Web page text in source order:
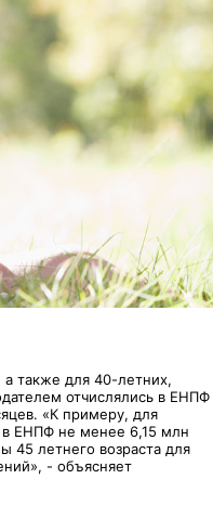
также для 40-летних,
отчислялись в ЕНПФ
«К примеру, для
в ЕНПФ не менее 6,15 млн
летнего возраста для
- объясняет